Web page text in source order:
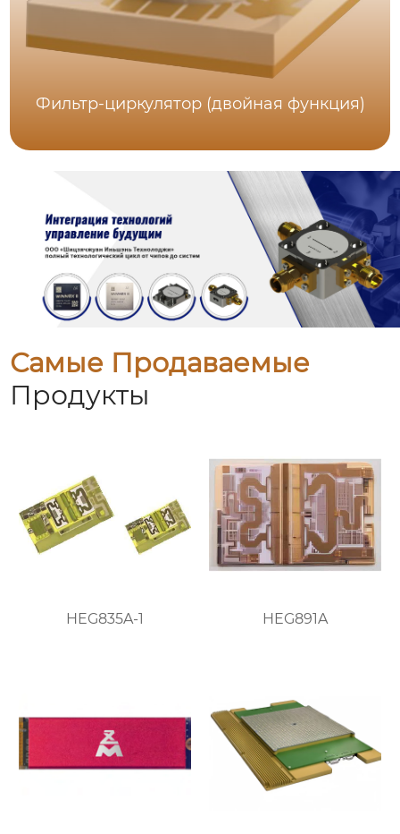
Фильтр-циркулятор (двойная функция)
Самые Продаваемые
Продукты
HEG835A-1 HEG891A